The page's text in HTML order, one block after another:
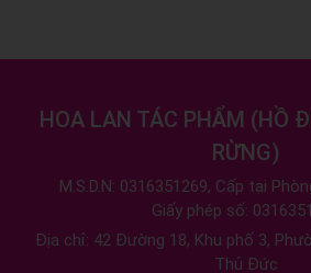
HOA LAN TÁC PHẨM (HỒ
RỪNG)
M.S.D.N: 0316351269, Cấp tại
Giấy phép số:
Địa chỉ: 42 Đường 18, Khu phố 3,
Thủ Đức